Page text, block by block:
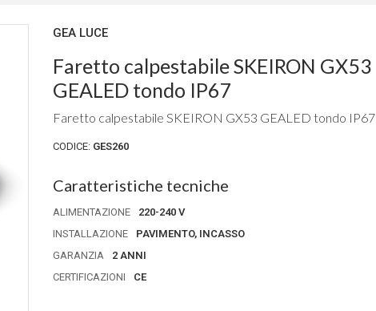
GEA LUCE
Faretto calpestabile SKEIRON GX53
GEALED tondo IP67
Faretto calpestabile SKEIRON GX53 GEALED tondo IP67
CODICE: GES260
Caratteristiche tecniche
ALIMENTAZIONE
220-240 V
INSTALLAZIONE
PAVIMENTO, INCASSO
GARANZIA
2 ANNI
CERTIFICAZIONI
CE